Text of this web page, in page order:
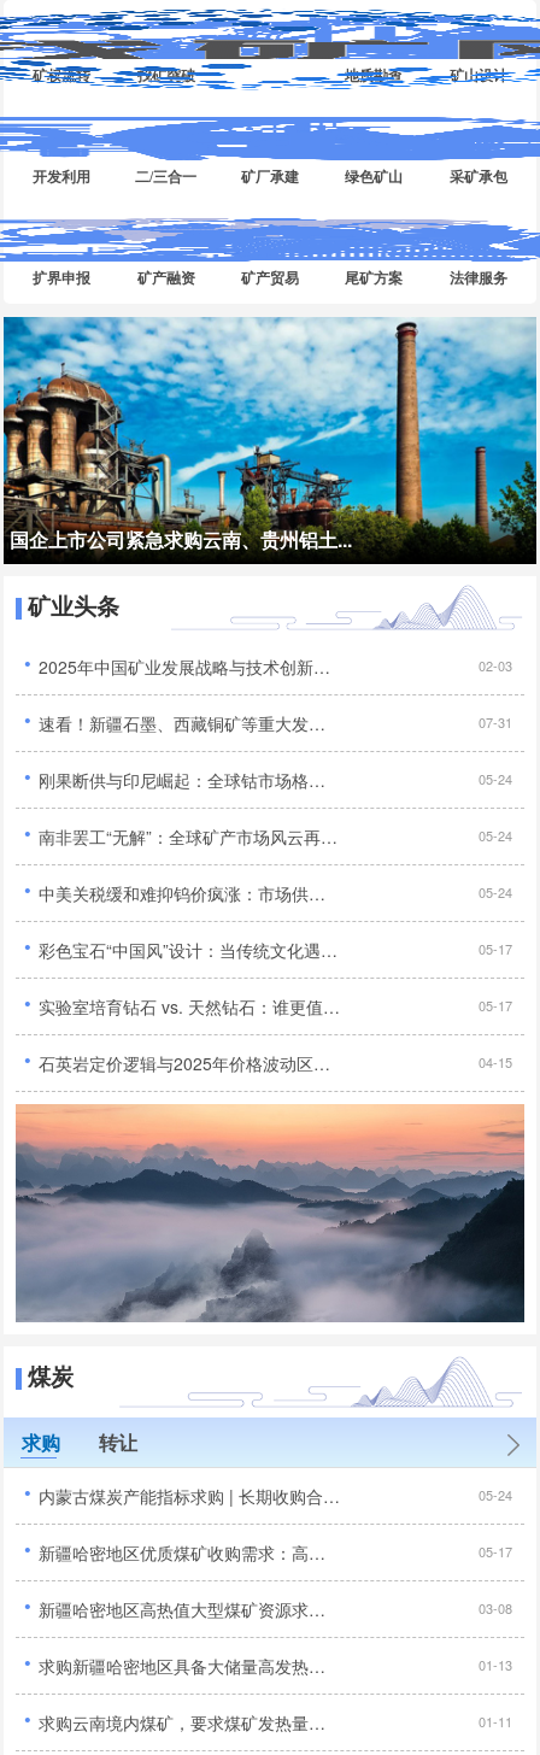
矿权流转 找矿突破 地质勘查 矿山设计
开发利用 二/三合一 矿厂承建 绿色矿山 采矿承包
扩界申报 矿产融资 矿产贸易 尾矿方案 法律服务
国企上市公司紧急求购云南、贵州铝土...
矿业头条
· 2025年中国矿业发展战略与技术创新深度研究报告... 02-03
· 速看！新疆石墨、西藏铜矿等重大发现，我国找矿突破添新绩... 07-31
· 刚果断供与印尼崛起：全球钴市场格局重塑及中国企业应对策略... 05-24
· 南非罢工“无解”：全球矿产市场风云再起，铬矿短缺引发多行业危机与抢购潮... 05-24
· 中美关税缓和难抑钨价疯涨：市场供需失衡与产业格局重塑... 05-24
· 彩色宝石“中国风”设计：当传统文化遇上现代珠宝... 05-17
· 实验室培育钻石 vs. 天然钻石：谁更值得买？... 05-17
· 石英岩定价逻辑与2025年价格波动区间预测... 04-15
煤炭
求购 转让
· 内蒙古煤炭产能指标求购 | 长期收购合法合规煤矿产能置换指标 | 露天矿/井工矿优先... 05-24
· 新疆哈密地区优质煤矿收购需求：高储量、高发热量项目征集... 05-17
· 新疆哈密地区高热值大型煤矿资源求购公告：年产能120万吨以上... 03-08
· 求购新疆哈密地区具备大储量高发热量且年产量达120万吨以上无产权纠纷及外债优质煤矿... 01-13
· 求购云南境内煤矿，要求煤矿发热量达到5500大卡以上... 01-11